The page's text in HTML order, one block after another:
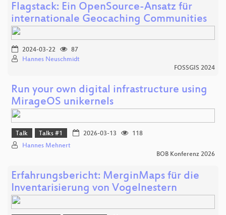
Flagstack: Ein OpenSource-Ansatz für
internationale Geocaching Communities
2024-03-22
87
Hannes Neuschmidt
FOSSGIS 2024
Run your own digital infrastructure using
MirageOS unikernels
Talk Talks #1 2026-03-13
118
Hannes Mehnert
BOB Konferenz 2026
Erfahrungsbericht: MerginMaps für die
Inventarisierung von Vogelnestern